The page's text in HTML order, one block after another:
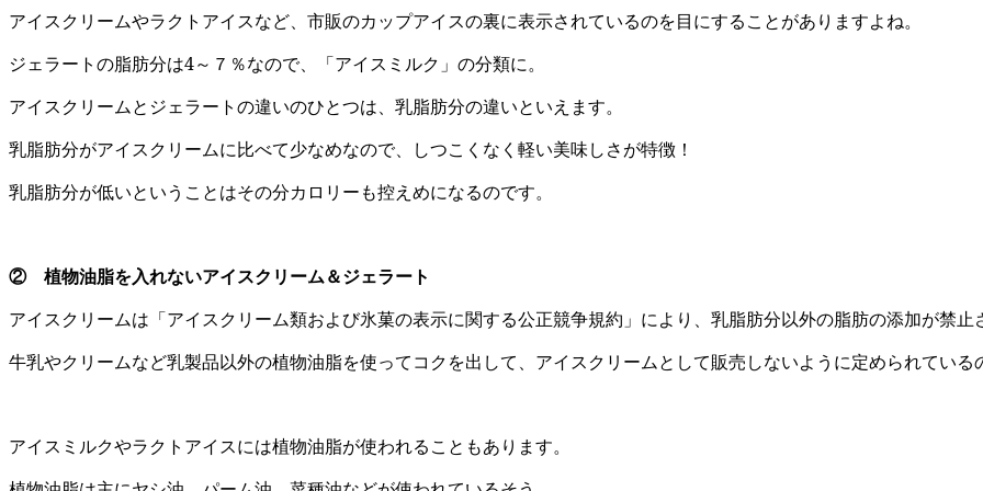
アイスクリームやラクトアイスなど、市販のカップアイスの裏に表示されているのを目にすることがありますよね。
ジェラートの脂肪分は4～７％なので、「アイスミルク」の分類に。
アイスクリームとジェラートの違いのひとつは、乳脂肪分の違いといえます。
乳脂肪分がアイスクリームに比べて少なめなので、しつこくなく軽い美味しさが特徴！
乳脂肪分が低いということはその分カロリーも控えめになるのです。
② 植物油脂を入れないアイスクリーム＆ジェラート
アイスクリームは「アイスクリーム類および氷菓の表示に関する公正競争規約」により、乳脂肪分以外の脂肪の添加が禁止
牛乳やクリームなど乳製品以外の植物油脂を使ってコクを出して、アイスクリームとして販売しないように定められている
アイスミルクやラクトアイスには植物油脂が使われることもあります。